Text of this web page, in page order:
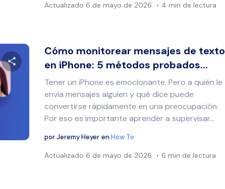
Actualizado 6 de mayo de 2026 4 min de lectura
Comparte este artículo
Cómo monitorear mensajes de texto
en iPhone: 5 métodos probados...
Tener un iPhone es emocionante. Pero a quién le
envía mensajes alguien y qué dice puede
convertirse rápidamente en una preocupación.
Por eso es importante aprender a supervisar...
porJeremy Heyer enHow To
Actualizado 6 de mayo de 2026 6 min de lectura